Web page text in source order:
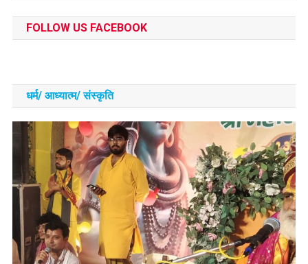
FOLLOW US FACEBOOK
धर्म/ आध्‍यात्‍म/ संस्‍कृति